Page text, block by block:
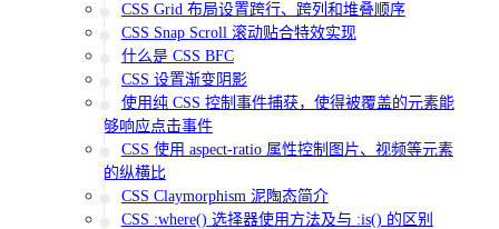
CSS Grid 布局设置跨行、跨列和堆叠顺序
CSS Snap Scroll 滚动贴合特效实现
什么是 CSS BFC
CSS 设置渐变阴影
使用纯 CSS 控制事件捕获，使得被覆盖的元素能
够响应点击事件
CSS 使用 aspect-ratio 属性控制图片、视频等元素
的纵横比
CSS Claymorphism 泥陶态简介
CSS :where() 选择器使用方法及与 :is() 的区别